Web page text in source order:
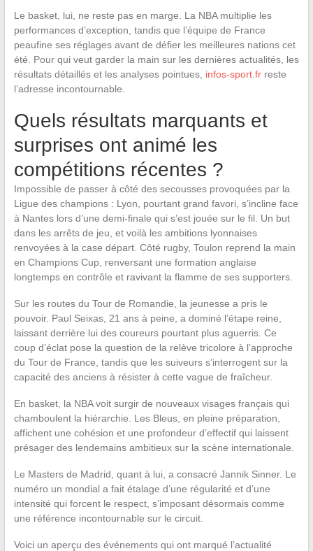
Le basket, lui, ne reste pas en marge. La NBA multiplie les
performances d’exception, tandis que l’équipe de France
peaufine ses réglages avant de défier les meilleures nations cet
été. Pour qui veut garder la main sur les dernières actualités, les
résultats détaillés et les analyses pointues, infos-sport.frreste
l’adresse incontournable.
Quels résultats marquants et
surprises ont animé les
compétitions récentes ?
Impossible de passer à côté des secousses provoquées par la
Ligue des champions : Lyon, pourtant grand favori, s’incline face
à Nantes lors d’une demi-finale qui s’est jouée sur le fil. Un but
dans les arrêts de jeu, et voilà les ambitions lyonnaises
renvoyées à la case départ. Côté rugby, Toulon reprend la main
en Champions Cup, renversant une formation anglaise
longtemps en contrôle et ravivant la flamme de ses supporters.
Sur les routes du Tour de Romandie, la jeunesse a pris le
pouvoir. Paul Seixas, 21 ans à peine, a dominé l’étape reine,
laissant derrière lui des coureurs pourtant plus aguerris. Ce
coup d’éclat pose la question de la relève tricolore à l’approche
du Tour de France, tandis que les suiveurs s’interrogent sur la
capacité des anciens à résister à cette vague de fraîcheur.
En basket, la NBA voit surgir de nouveaux visages français qui
chamboulent la hiérarchie. Les Bleus, en pleine préparation,
affichent une cohésion et une profondeur d’effectif qui laissent
présager des lendemains ambitieux sur la scène internationale.
Le Masters de Madrid, quant à lui, a consacré Jannik Sinner. Le
numéro un mondial a fait étalage d’une régularité et d’une
intensité qui forcent le respect, s’imposant désormais comme
une référence incontournable sur le circuit.
Voici un aperçu des événements qui ont marqué l’actualité